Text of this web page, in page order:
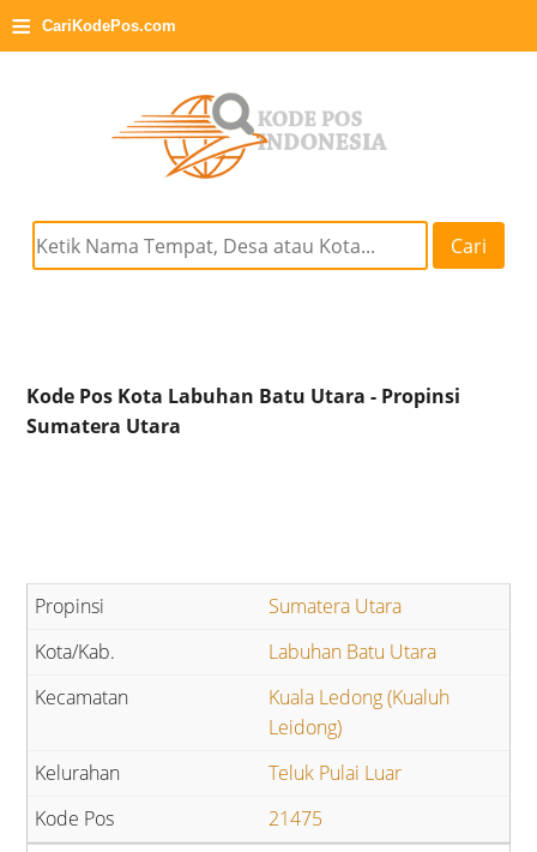
≡ CariKodePos.com
Cari
Kode Pos Kota Labuhan Batu Utara - Propinsi
Sumatera Utara
Sumatera Utara
Labuhan Batu Utara
Kuala Ledong (Kualuh
Leidong)
Teluk Pulai Luar
21475